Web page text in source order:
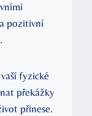
pozitivní
fyzické
překážky
přinese.